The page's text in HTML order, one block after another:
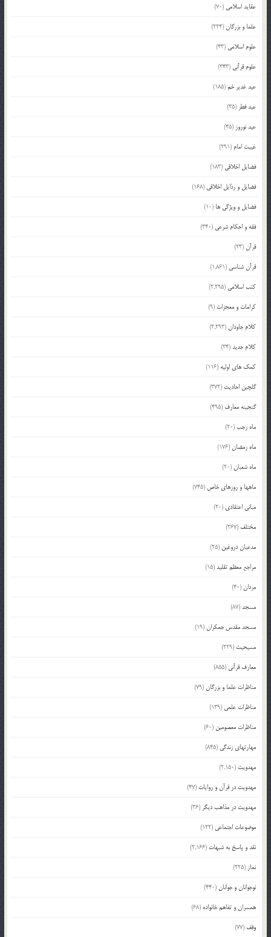
عقاید اسلامی (70)
علما و بزرگان(224)
علوم اسلامی (43)
علوم قرآنی (343)
عید غدیر خم(185)
عید فطر (35)
عید نوروز (45)
غیبت امام (291)
فضایل اخلاقی (183)
فضایل و رذایل اخلاقی (168)
فضایل و ویژگی ها (10)
فقه و احکام شرعی (340)
قرآن(23)
قرآن شناسی (1,861)
کتب اسلامی (2,295)
کرامات و معجزات (9)
کلام جاودان(2,293)
کلام جدید(34)
کمک های اولیه (116)
گلچین احادیث (372)
گنجینه معارف (495)
ماه رجب(20)
ماه رمضان(176)
ماه شعبان(20)
ماهها و روزهای خاص (745)
مبانی اعتقادی (20)
مختلف (367)
مدعیان دروغین (25)
مراجع معظم تقلید(15)
مردان(40)
مسجد(87)
مسجد مقدس جمکران(19)
مسیحیت (229)
معارف قرآنی (855)
مناظرات علما و بزرگان(79)
مناظرات علمی (139)
مناظرات معصومین (60)
مهارتهای زندگی (845)
مهدویت (2,150)
مهدویت در قرآن و روایات (47)
مهدویت در مذاهب دیگر (36)
موضوعات اجتماعی (122)
نقد و پاسخ به شبهات (2,166)
نماز (225)
نوجوانان و جوانان(440)
همسران و تفاهم خانواده (68)
وقف (77)